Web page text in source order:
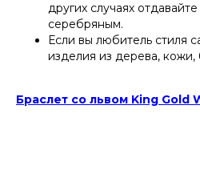
других случаях
серебряным.
Если вы любитель стиля
изделия из дерева, кожи,
Браслет со львом King Gold